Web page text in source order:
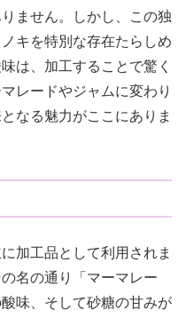
ません。しかし、この独
キを特別な存在たらしめ
は、加工することで驚く
レードやジャムに変わり
なる魅力がここにありま
加工品として利用されま
名の通り「マーマレー
味、そして砂糖の甘みが